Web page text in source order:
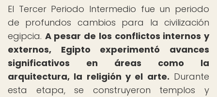
El Tercer Periodo Intermedio fue un periodo
de profundos cambios para la civilización
egipcia. A pesar de los conflictos internos y
externos, Egipto experimentó avances
significativos en áreas como la
arquitectura, la religión y el arte. Durante
esta etapa, se construyeron templos y